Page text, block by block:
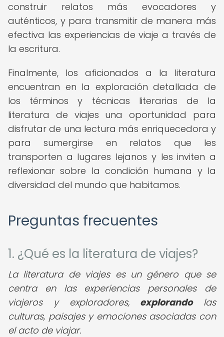
construir relatos más evocadores y
auténticos, y para transmitir de manera más
efectiva las experiencias de viaje a través de
la escritura.
Finalmente, los aficionados a la literatura
encuentran en la exploración detallada de
los términos y técnicas literarias de la
literatura de viajes una oportunidad para
disfrutar de una lectura más enriquecedora y
para sumergirse en relatos que les
transporten a lugares lejanos y les inviten a
reflexionar sobre la condición humana y la
diversidad del mundo que habitamos.
Preguntas frecuentes
1. ¿Qué es la literatura de viajes?
La literatura de viajes es un género que se
centra en las experiencias personales de
viajeros y exploradores, explorandolas
culturas, paisajes y emociones asociadas con
el acto de viajar.